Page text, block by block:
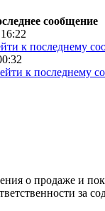
сообщение
о продаже и
за